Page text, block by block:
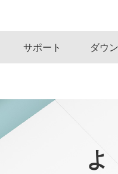
サポート ダウ